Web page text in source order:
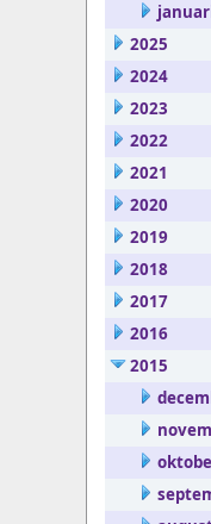
2025
2024
2023
2022
2021
2020
2019
2018
2017
2016
2015